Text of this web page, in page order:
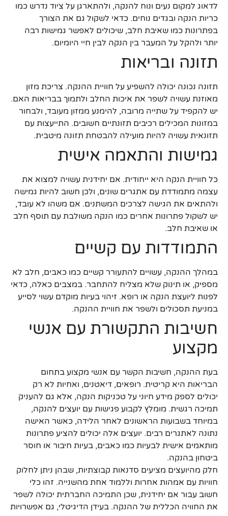
לדאוג למקום נעים ונוח להנקה, ולהתארגן על ציוד נדרש כמו
כריות הנקה ובגדים נוחים. כדאי לשקול גם את הצורך
בפתרונות כמו שאיבת חלב, שיכולים לאפשר גמישות רבה
יותר ולהקל על המעבר בין הנקה לבין חיי היומיום.
תזונה ובריאות
תזונה נכונה יכולה להשפיע על חוויית ההנקה. צריכת מזון
מאוזנת עשויה לשפר את איכות החלב ולתמוך בבריאות האם.
יש להקפיד על שתייה מרובה, להימנע ממזון מעובד, ולבחור
במזונות המכילים רכיבים תזונתיים חשובים. התייעצות עם
תזונאית עשויה להיות מועילה להבטחת תזונה מיטבית.
גמישות והתאמה אישית
כל חוויית הנקה היא ייחודית. אם יחידנית עשויה למצוא את
עצמה מתמודדת עם אתגרים שונים, ולכן חשוב להיות גמישה
ולהתאים את הגישה לצרכים המשתנים. אם משהו לא עובד,
יש לשקול פתרונות אחרים כמו הנקה משולבת עם תוסף חלב
או שאיבת חלב.
התמודדות עם קשיים
במהלך ההנקה, עשויים להתעורר קשיים כמו כאבים, חלב לא
מספיק, או תינוק שלא מצליח להתחבר. במצבים כאלה, כדאי
לפנות ליועצת הנקה או רופא. זיהוי בעיות מוקדם עשוי לסייע
במניעת תסכולים ולשפר את חוויית ההנקה.
חשיבות התקשורת עם אנשי
מקצוע
בעת ההנקה, חשיבות הקשר עם אנשי מקצוע בתחום
הבריאות היא קריטית. רופאים, דיאטנים, ואחיות לא רק
יכולים לספק מידע חיוני על טכניקות הנקה, אלא גם להעניק
תמיכה רגשית. מומלץ לקבוע פגישות עם יועצים להנקה,
במיוחד בשבועות הראשונים לאחר הלידה, כאשר האישה
נתונה לאתגרים רבים. יועצים אלה יכולים להציע פתרונות
מותאמים אישית לבעיות כמו כאבים, בעיות חיבור או חוסר
ביטחון בהנקה.
חלק מהיועצים מציעים סדנאות קבוצתיות, שבהן ניתן לחלוק
חוויות עם אמהות אחרות וללמוד אחת מהשנייה. זהו כלי
חשוב עבור אם יחידנית, שכן התמיכה החברתית יכולה לשפר
את החוויה הכללית של ההנקה. בעידן הדיגיטלי, גם אפשרויות